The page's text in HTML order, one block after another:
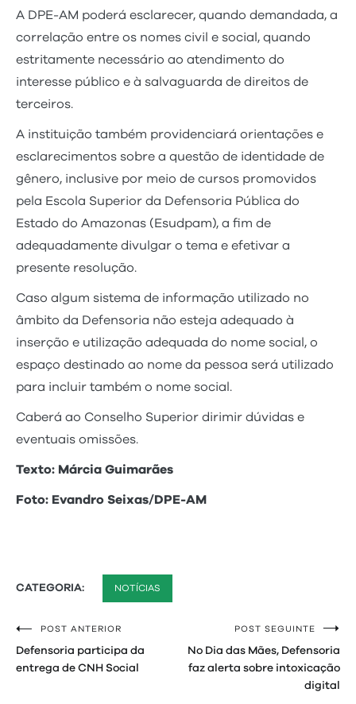
A DPE-AM poderá esclarecer, quando demandada, a
correlação entre os nomes civil e social, quando
estritamente necessário ao atendimento do
interesse público e à salvaguarda de direitos de
terceiros.
A instituição também providenciará orientações e
esclarecimentos sobre a questão de identidade de
gênero, inclusive por meio de cursos promovidos
pela Escola Superior da Defensoria Pública do
Estado do Amazonas (Esudpam), a fim de
adequadamente divulgar o tema e efetivar a
presente resolução.
Caso algum sistema de informação utilizado no
âmbito da Defensoria não esteja adequado à
inserção e utilização adequada do nome social, o
espaço destinado ao nome da pessoa será utilizado
para incluir também o nome social.
Caberá ao Conselho Superior dirimir dúvidas e
eventuais omissões.
Texto: Márcia Guimarães
Foto: Evandro Seixas/DPE-AM
CATEGORIA: NOTÍCIAS
Navegação
de
POST ANTERIOR
Defensoria participa da
entrega de CNH Social
POST SEGUINTE
No Dia das Mães, Defensoria
faz alerta sobre intoxicação
digital